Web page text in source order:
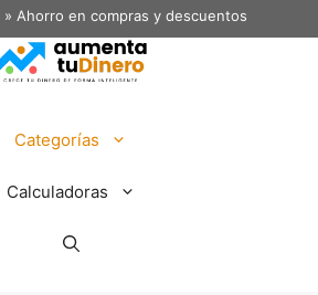
» Ahorro en compras y descuentos
Categorías
Calculadoras